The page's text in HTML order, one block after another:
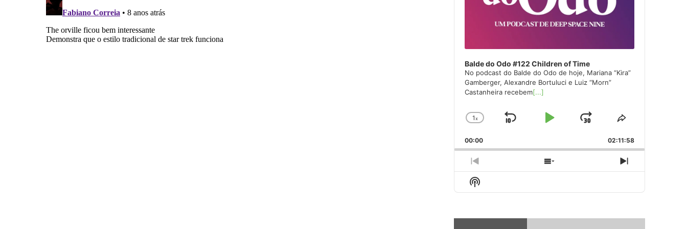
Balde do Odo #122 Children of Time
No podcast do Balde do Odo de hoje, Mariana “Kira”
Gamberger, Alexandre Bortuluci e Luiz “Morn”
Castanheira recebem[...]
Change
Rate
1x
Skip
Play
Jump
Forward
Share
Episode
00:00 02:11:58
Previous
Episode
Show
Episodes
Next
Episode
Show
Podcast